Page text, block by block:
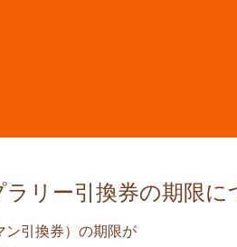
リー引換券の期限に
ン引換券）の期限が